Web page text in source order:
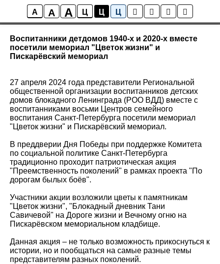
A A A Ц Ц Ц
Новости
Воспитанники детдомов 1940-х и 2020-х вместе
посетили мемориал "Цветок жизни" и
Пискарёвский мемориал
27 апреля 2024 года представители Региональной
общественной организации воспитанников детских
домов блокадного Ленинграда (РОО ВДД) вместе с
воспитанниками восьми Центров семейного
воспитания Санкт-Петербурга посетили мемориал
"Цветок жизни" и Пискарёвский мемориал.
В преддверии Дня Победы при поддержке Комитета
по социальной политике Санкт-Петербурга
традиционно проходит патриотическая акция
"Преемственность поколений" в рамках проекта "По
дорогам былых боёв".
Участники акции возложили цветы к памятникам
"Цветок жизни", "Блокадный дневник Тани
Савичевой" на Дороге жизни и Вечному огню на
Пискарёвском мемориальном кладбище.
Данная акция – не только возможность прикоснуться к
истории, но и пообщаться на самые разные темы
представителям разных поколений.